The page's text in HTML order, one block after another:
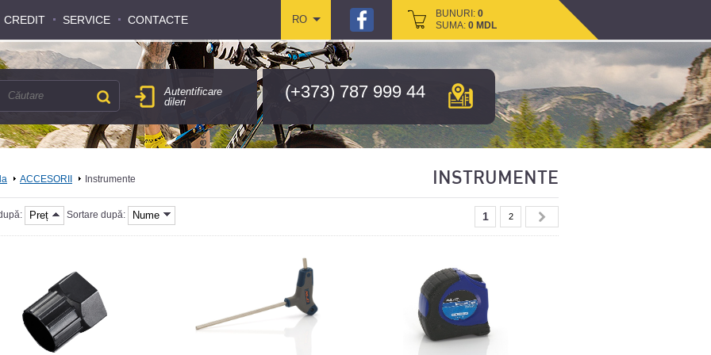
CREDIT SERVICE CONTACTE RO BUNURI: 0
SUMA: 0 MDL
CREDIT SERVICE CONTACTE RO BUNURI: 0
SUMA: 0 MDL
(+373) 787 999 44
Autentificare
dileri
ACCESORII Instrumente INSTRUMENTE
Preț Sortare după: Nume 1 2